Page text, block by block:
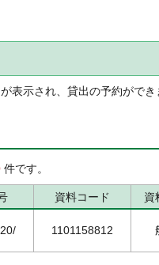
表示され、貸出の予約ができ
件です。
資料コード 資
1101158812